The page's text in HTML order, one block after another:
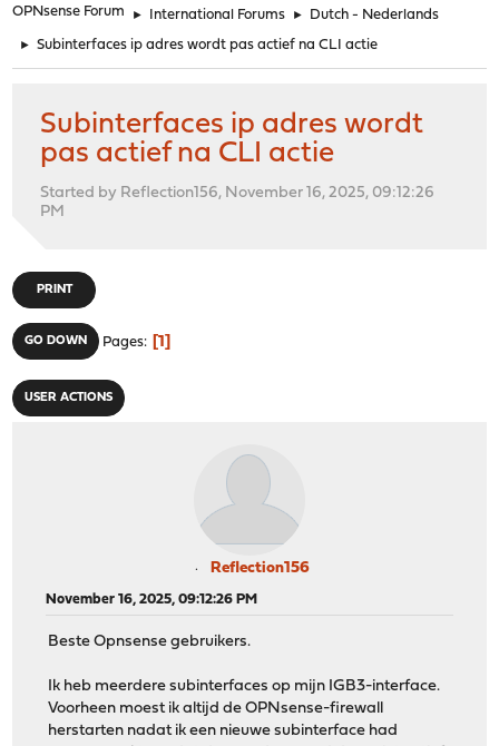
OPNsense Forum ► International Forums ► Dutch - Nederlands
► Subinterfaces ip adres wordt pas actief na CLI actie
Subinterfaces ip adres wordt
pas actief na CLI actie
Started by Reflection156, November 16, 2025, 09:12:26
PM
PRINT
GO DOWN Pages 1
USER ACTIONS
Reflection156
November 16, 2025, 09:12:26 PM
Beste Opnsense gebruikers.
Ik heb meerdere subinterfaces op mijn IGB3-interface.
Voorheen moest ik altijd de OPNsense-firewall
herstarten nadat ik een nieuwe subinterface had